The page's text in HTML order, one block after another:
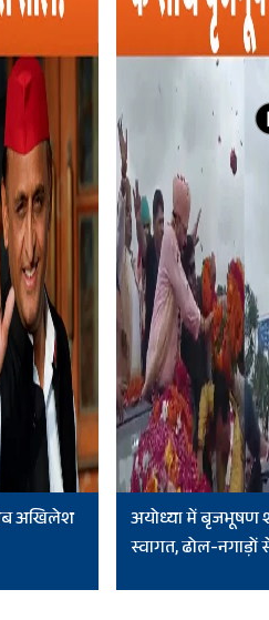
अखिलेश
अयोध्या में बृजभूषण
स्वागत, ढोल-नगाड़ों